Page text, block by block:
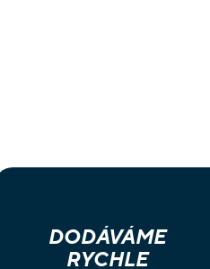
DODÁVÁME
RYCHLE